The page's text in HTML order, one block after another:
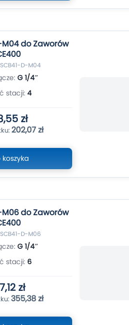
M04 do Zaworów
D-M04
G 1/4″
stacji: 4
zł
202,07 zł
koszyka
M06 do Zaworów
D-M06
G 1/4″
stacji: 6
zł
355,38 zł